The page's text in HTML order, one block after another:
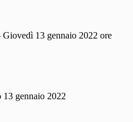
13 gennaio 2022 ore
gennaio 2022